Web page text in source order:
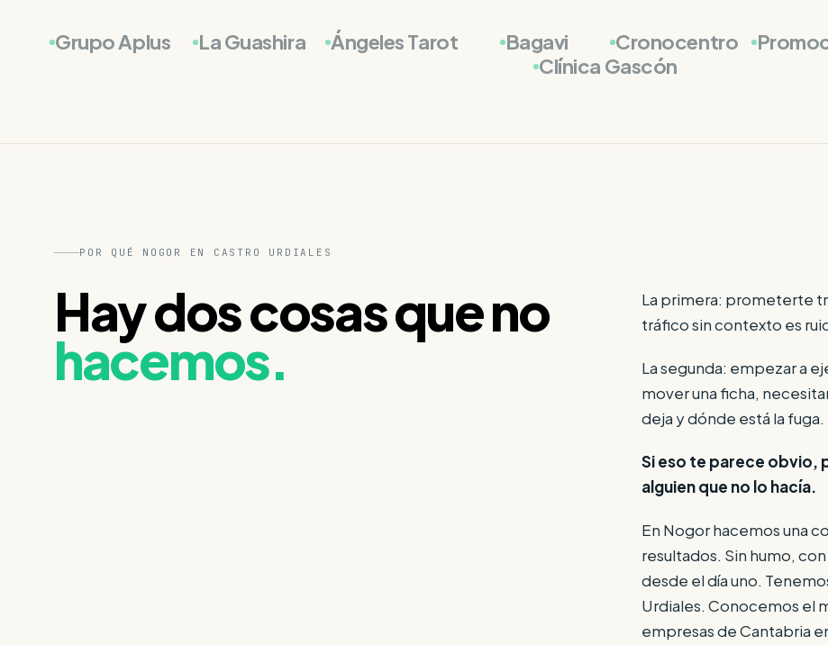
Grupo Aplus La Guashira Ángeles Tarot Bagavi Cronocentro
Clínica Gascón
POR QUÉ NOGOR EN CASTRO URDIALES
Hay dos cosas que no
hacemos.
La primera: prometerte
tráfico sin contexto es
La segunda: empezar a
mover una ficha,
deja y dónde está la fuga.
Si eso te parece obvio,
alguien que no lo hacía.
En Nogor hacemos una
resultados. Sin humo,
desde el día uno.
Urdiales. Conocemos el
empresas de Cantabria